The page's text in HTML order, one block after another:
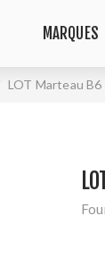
MARQUES
LOT Marteau B6